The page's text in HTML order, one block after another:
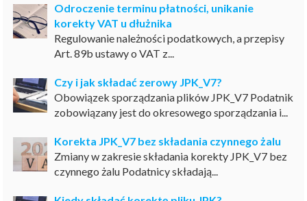
Odroczenie terminu płatności, unikanie
korekty VAT u dłużnika
Regulowanie należności podatkowych, a przepisy
Art. 89b ustawy o VAT z...
Czy i jak składać zerowy JPK_V7?
Obowiązek sporządzania plików JPK_V7 Podatnik
zobowiązany jest do okresowego sporządzania i...
Korekta JPK_V7 bez składania czynnego żalu
Zmiany w zakresie składania korekty JPK_V7 bez
czynnego żalu Podatnicy składają...